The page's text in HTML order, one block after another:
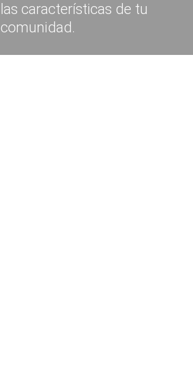
las características de tu
comunidad.